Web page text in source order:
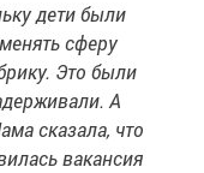
дети были
сферу
Это были
А
сказала, что
вакансия